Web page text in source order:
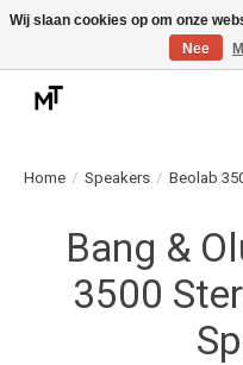
Deskundige installatie of
Home / Speakers / Beolab
Bang &
3500
Wij slaan cookies op om onze
Nee